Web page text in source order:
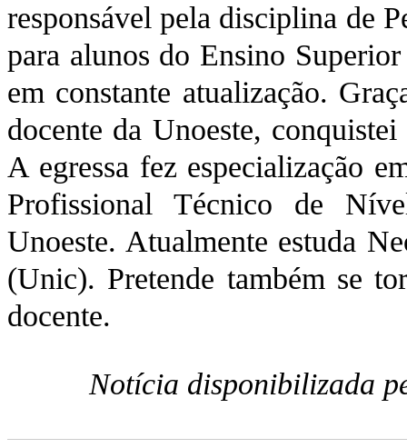
responsável pela disciplina de
para alunos do Ensino
em constante atualização.
docente da Unoeste,
A egressa fez especialização
Profissional Técnico de
Unoeste. Atualmente estuda
(Unic). Pretende também se
docente.
Notícia disponibilizada